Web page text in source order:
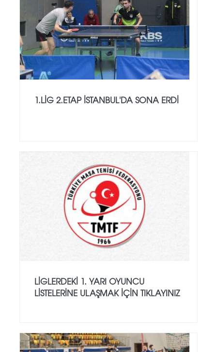
1.LİG 2.ETAP İSTANBUL'DA SONA ERDİ
LİGLERDEKİ 1. YARI OYUNCU
LİSTELERİNE ULAŞMAK İÇİN TIKLAYINIZ